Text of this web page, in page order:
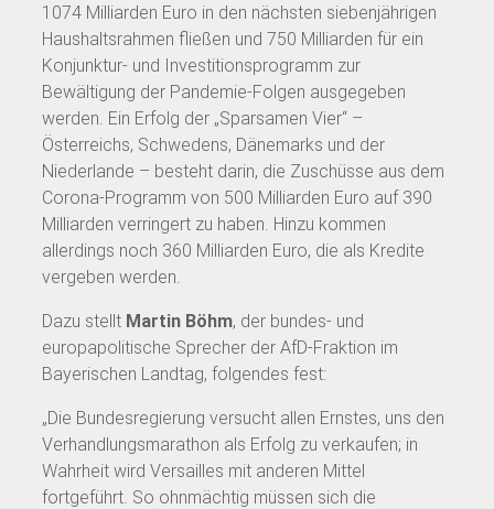
1074 Milliarden Euro in den nächsten siebenjährigen
Haushaltsrahmen fließen und 750 Milliarden für ein
Konjunktur- und Investitionsprogramm zur
Bewältigung der Pandemie-Folgen ausgegeben
werden. Ein Erfolg der „Sparsamen Vier“ –
Österreichs, Schwedens, Dänemarks und der
Niederlande – besteht darin, die Zuschüsse aus dem
Corona-Programm von 500 Milliarden Euro auf 390
Milliarden verringert zu haben. Hinzu kommen
allerdings noch 360 Milliarden Euro, die als Kredite
vergeben werden.
Dazu stellt Martin Böhm, der bundes- und
europapolitische Sprecher der AfD-Fraktion im
Bayerischen Landtag, folgendes fest:
„Die Bundesregierung versucht allen Ernstes, uns den
Verhandlungsmarathon als Erfolg zu verkaufen; in
Wahrheit wird Versailles mit anderen Mittel
fortgeführt. So ohnmächtig müssen sich die